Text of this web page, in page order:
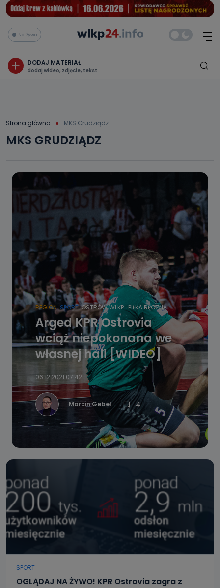
Na żywo
DODAJ MATERIAŁ
dodaj wideo, zdjęcie, tekst
Strona główna MKS Grudziądz
MKS GRUDZIĄDZ
REGION SPORT OSTRÓW WLKP. PIŁKA RĘCZNA
Arged KPR Ostrovia
wciąż niepokonana we
własnej hali [WIDEO]
06.12.2021 07:42
Marcin Gebel 4
SPORT
OGLĄDAJ NA ŻYWO! KPR Ostrovia zagra z